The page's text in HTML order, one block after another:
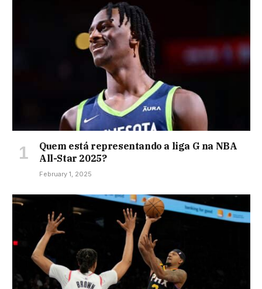
Quem está representando a liga G na NBA
All-Star 2025?
February 1, 2025